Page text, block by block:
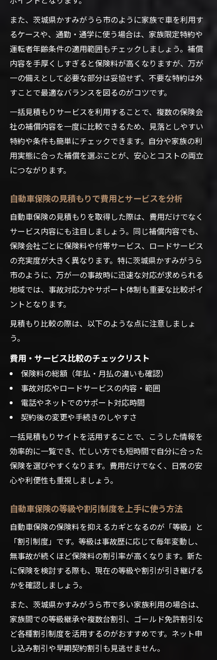
また、茨城県かすみがうら市のように家族で車を利用す
るケースや、通勤・通学に使う場合は、家族限定特約や
運転者年齢条件の適用範囲もチェックしましょう。補償
内容を手厚くしすぎると保険料が高くなりますが、万が
一の備えとして必要な部分は妥協せず、不要な特約は外
すことで最適なバランスを図るのがコツです。
一括見積もりサービスを利用することで、複数の保険会
社の補償内容を一度に比較できるため、見落としやすい
特約や条件も簡単にチェックできます。自分や家族の利
用実態に合った補償を選ぶことが、安心とコストの両立
につながります。
自動車保険の見積もりで費用とサービスを分析
自動車保険の見積もりを取得した際は、費用だけでなく
サービス内容にも注目しましょう。同じ補償内容でも、
保険会社ごとに保険料や付帯サービス、ロードサービス
の充実度が大きく異なります。特に茨城県かすみがうら
市のように、万が一の事故時に迅速な対応が求められる
地域では、事故対応力やサポート体制も重要な比較ポイ
ントとなります。
見積もり比較の際は、以下のような点に注意しましょ
う。
費用・サービス比較のチェックリスト
保険料の総額（年払・月払の違いも確認）
事故対応やロードサービスの内容・範囲
電話やネットでのサポート対応時間
契約後の変更や手続きのしやすさ
一括見積もりサイトを活用することで、こうした情報を
効率的に一覧でき、忙しい方でも短時間で自分に合った
保険を選びやすくなります。費用だけでなく、日常の安
心や利便性も重視しましょう。
自動車保険の等級や割引制度を上手に使う方法
自動車保険の保険料を抑えるカギとなるのが「等級」と
「割引制度」です。等級は事故歴に応じて毎年変動し、
無事故が続くほど保険料の割引率が高くなります。新た
に保険を検討する際も、現在の等級や割引が引き継げる
かを確認しましょう。
また、茨城県かすみがうら市で多い家族利用の場合は、
家族間での等級継承や複数台割引、ゴールド免許割引な
ど各種割引制度を活用するのがおすすめです。ネット申
し込み割引や早期契約割引も見逃せません。